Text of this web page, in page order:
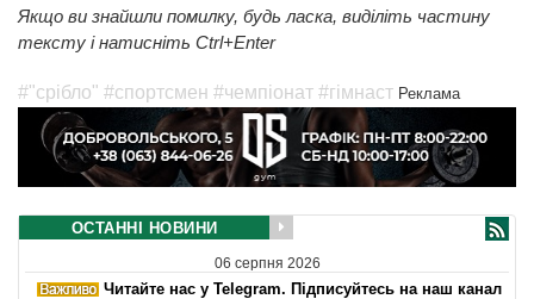
Якщо ви знайшли помилку, будь ласка, виділіть частину
тексту і натисніть Ctrl+Enter
#"срібло" #спортсмен #чемпіонат #гімнаст Реклама
ОСТАННІ НОВИНИ
06 серпня 2026
Читайте нас у Telegram. Підписуйтесь на наш канал